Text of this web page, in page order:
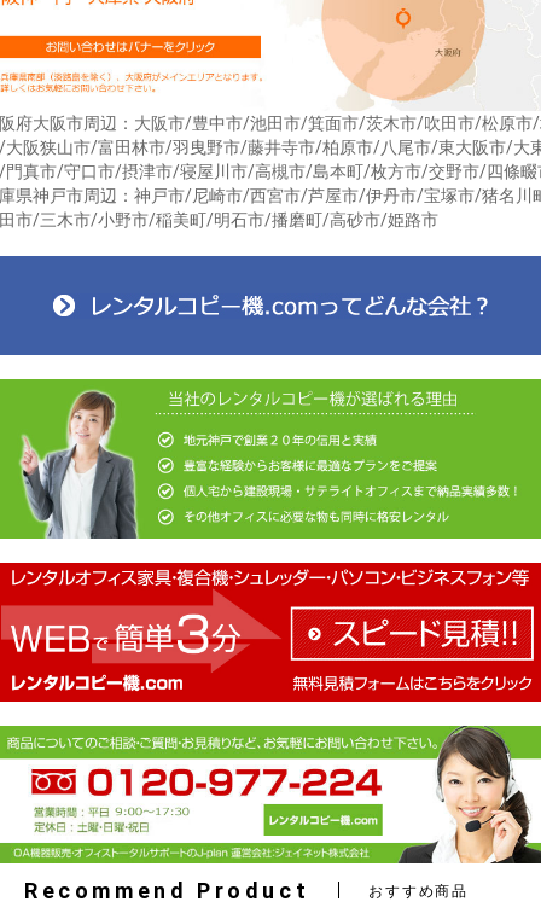
府大阪市周辺：大阪市/豊中市/池田市/箕面市/茨木市/吹田市/松原市
大阪狭山市/富田林市/羽曳野市/藤井寺市/柏原市/八尾市/東大阪市/大
門真市/守口市/摂津市/寝屋川市/高槻市/島本町/枚方市/交野市/四條畷
県神戸市周辺：神戸市/尼崎市/西宮市/芦屋市/伊丹市/宝塚市/猪名川
市/三木市/小野市/稲美町/明石市/播磨町/高砂市/姫路市
Recommend Product おすすめ商品